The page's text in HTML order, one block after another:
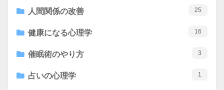
人間関係の改善 25
健康になる心理学 16
催眠術のやり方 3
占いの心理学 1